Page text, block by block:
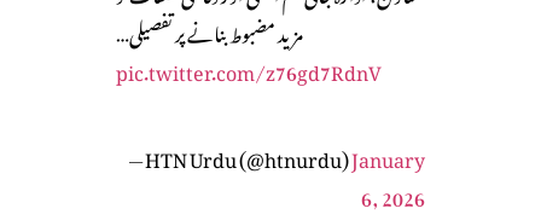
مزید مضبوط بنانے پر تفصیلی…
pic.twitter.com/z76gd7RdnV
— HTN Urdu (@htnurdu)January
6, 2026